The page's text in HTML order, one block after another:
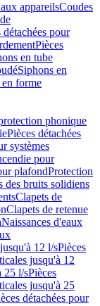
appareilsCoudes
détachées pour
Pièces
en tube
Siphons en
en forme
phonique
Pièces détachées
systèmes
pour
plafondProtection
des bruits solidiens
Clapets de
Clapets de retenue
Naissances d'eaux
12 l/sPièces
jusqu'à 12
25 l/sPièces
jusqu'à 25
détachées pour